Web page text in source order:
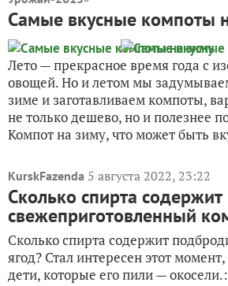
Самые вкусные компоты
Лето — прекрасное время года с
овощей. Но и летом мы
зиме и заготавливаем компоты,
не только дешево, но и полезнее
Компот на зиму, что может быть
KurskFazenda 5 августа 2022, 23:22
Сколько спирта содержит
свежеприготовленный
Сколько спирта содержит
ягод? Стал интересен этот
дети, которые его пили —